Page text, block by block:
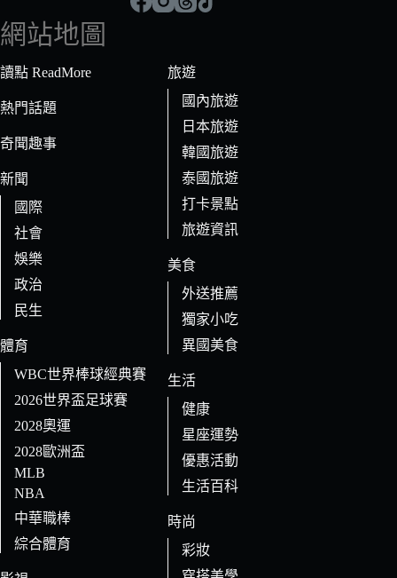
符
合
條
的
果
網站地圖
讀點 ReadMore
熱門話題
奇聞趣事
新聞
國際
社會
娛樂
政治
民生
體育
WBC世界棒球經典賽
2026世界盃足球賽
2028奧運
2028歐洲盃
MLB
NBA
中華職棒
綜合體育
旅遊
國內旅遊
日本旅遊
韓國旅遊
泰國旅遊
打卡景點
旅遊資訊
美食
外送推薦
獨家小吃
異國美食
生活
健康
星座運勢
優惠活動
生活百科
時尚
彩妝